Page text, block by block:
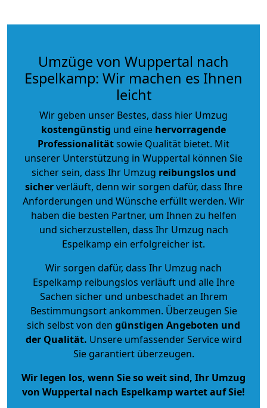
Umzüge von Wuppertal nach
Espelkamp: Wir machen es Ihnen
leicht
Wir geben unser Bestes, dass hier Umzug
kostengünstig und eine hervorragende
Professionalitätsowie Qualität bietet. Mit
unserer Unterstützung in Wuppertal können Sie
sicher sein, dass Ihr Umzug reibungslos und
sicherverläuft, denn wir sorgen dafür, dass Ihre
Anforderungen und Wünsche erfüllt werden. Wir
haben die besten Partner, um Ihnen zu helfen
und sicherzustellen, dass Ihr Umzug nach
Espelkamp ein erfolgreicher ist.
Wir sorgen dafür, dass Ihr Umzug nach
Espelkamp reibungslos verläuft und alle Ihre
Sachen sicher und unbeschadet an Ihrem
Bestimmungsort ankommen. Überzeugen Sie
sich selbst von den günstigen Angeboten und
der Qualität. Unsere umfassender Service wird
Sie garantiert überzeugen.
Wir legen los, wenn Sie so weit sind, Ihr Umzug
von Wuppertal nach Espelkamp wartet auf Sie!